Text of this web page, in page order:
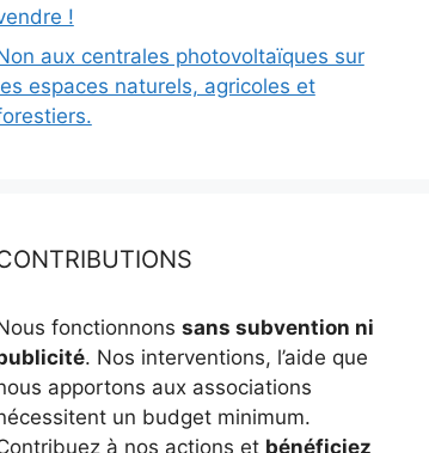
!
aux centrales photovoltaïques sur
espaces naturels, agricoles et
fonctionnons sans subvention ni
. Nos interventions, l’aide que
apportons aux associations
un budget minimum.
à nos actions et bénéficiez